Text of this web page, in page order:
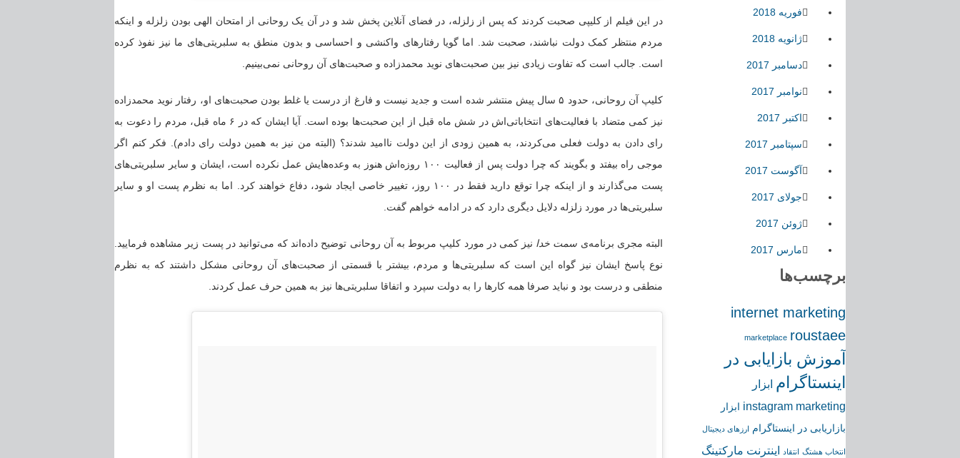
در این فیلم از کلیپی صحبت کردند که پس از زلزله، در فضای آنلاین پخش شد و در آن یک روحانی از امتحان الهی بودن زلزله و اینکه
مردم منتظر کمک دولت نباشند، صحبت شد. اما گویا رفتارهای واکنشی و احساسی و بدون منطق به سلبریتی‌های ما نیز نفوذ کرده
است. جالب است که تفاوت زیادی نیز بین صحبت‌های نوید محمدزاده و صحبت‌های آن روحانی نمی‌بینیم.
کلیپ آن روحانی، حدود ۵ سال پیش منتشر شده است و جدید نیست و فارغ از درست یا غلط بودن صحبت‌های او، رفتار نوید محمدزاده
نیز کمی متضاد با فعالیت‌های انتخاباتی‌اش در شش ماه قبل از این صحبت‌ها بوده است. آیا ایشان که در ۶ ماه قبل، مردم را دعوت به
رای دادن به دولت فعلی می‌کردند، به همین زودی از این دولت ناامید شدند؟ (البته من نیز به همین دولت رای دادم). فکر کنم اگر
موجی راه بیفتد و بگویند که چرا دولت پس از فعالیت ۱۰۰ روزه‌اش هنوز به وعده‌هایش عمل نکرده است، ایشان و سایر سلبریتی‌های
پست می‌گذارند و از اینکه چرا توقع دارید فقط در ۱۰۰ روز، تغییر خاصی ایجاد شود، دفاع خواهند کرد. اما به نظرم پست او و سایر
سلبریتی‌ها در مورد زلزله دلایل دیگری دارد که در ادامه خواهم گفت.
البته مجری برنامه‌ی سمت خدا نیز کمی در مورد کلیپ مربوط به آن روحانی توضیح داده‌اند که می‌توانید در پست زیر مشاهده فرمایید.
نوع پاسخ ایشان نیز گواه این است که سلبریتی‌ها و مردم، بیشتر با قسمتی از صحبت‌های آن روحانی مشکل داشتند که به نظرم
منطقی و درست بود و نباید صرفا همه کارها را به دولت سپرد و اتفاقا سلبریتی‌ها نیز به همین حرف عمل کردند.
فوریه 2018
ژانویه 2018
دسامبر 2017
نوامبر 2017
اکتبر 2017
سپتامبر 2017
آگوست 2017
جولای 2017
ژوئن 2017
مارس 2017
برچسب‌ها
internet marketing
marketplace roustaee
آموزش بازایابی در
اینستاگرام ابزار
instagram marketing ابزار
بازاریابی در اینستاگرام ارزهای دیجیتال
انتخاب هشتگ انتقاد اینترنت مارکتینگ